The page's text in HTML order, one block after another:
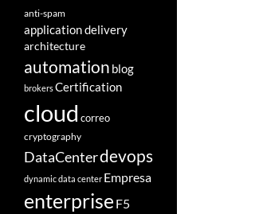
anti-spam
application delivery
architecture
automation blog
brokersCertification
cloud correo
cryptography
DataCenterdevops
dynamic data center Empresa
enterprise F5